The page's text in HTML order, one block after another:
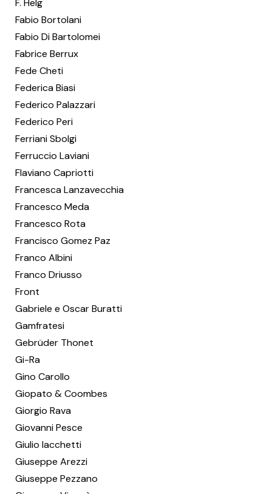
F. Helg
Fabio Bortolani
Fabio Di Bartolomei
Fabrice Berrux
Fede Cheti
Federica Biasi
Federico Palazzari
Federico Peri
Ferriani Sbolgi
Ferruccio Laviani
Flaviano Capriotti
Francesca Lanzavecchia
Francesco Meda
Francesco Rota
Francisco Gomez Paz
Franco Albini
Franco Driusso
Front
Gabriele e Oscar Buratti
Gamfratesi
Gebrüder Thonet
Gi-Ra
Gino Carollo
Giopato & Coombes
Giorgio Rava
Giovanni Pesce
Giulio Iacchetti
Giuseppe Arezzi
Giuseppe Pezzano